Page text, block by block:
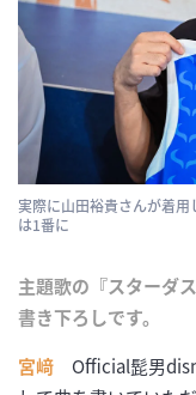
実際に山田裕貴さんが着
は1番に
主題歌の『スターダ
書き下ろしです。
宮﨑 Official髭男